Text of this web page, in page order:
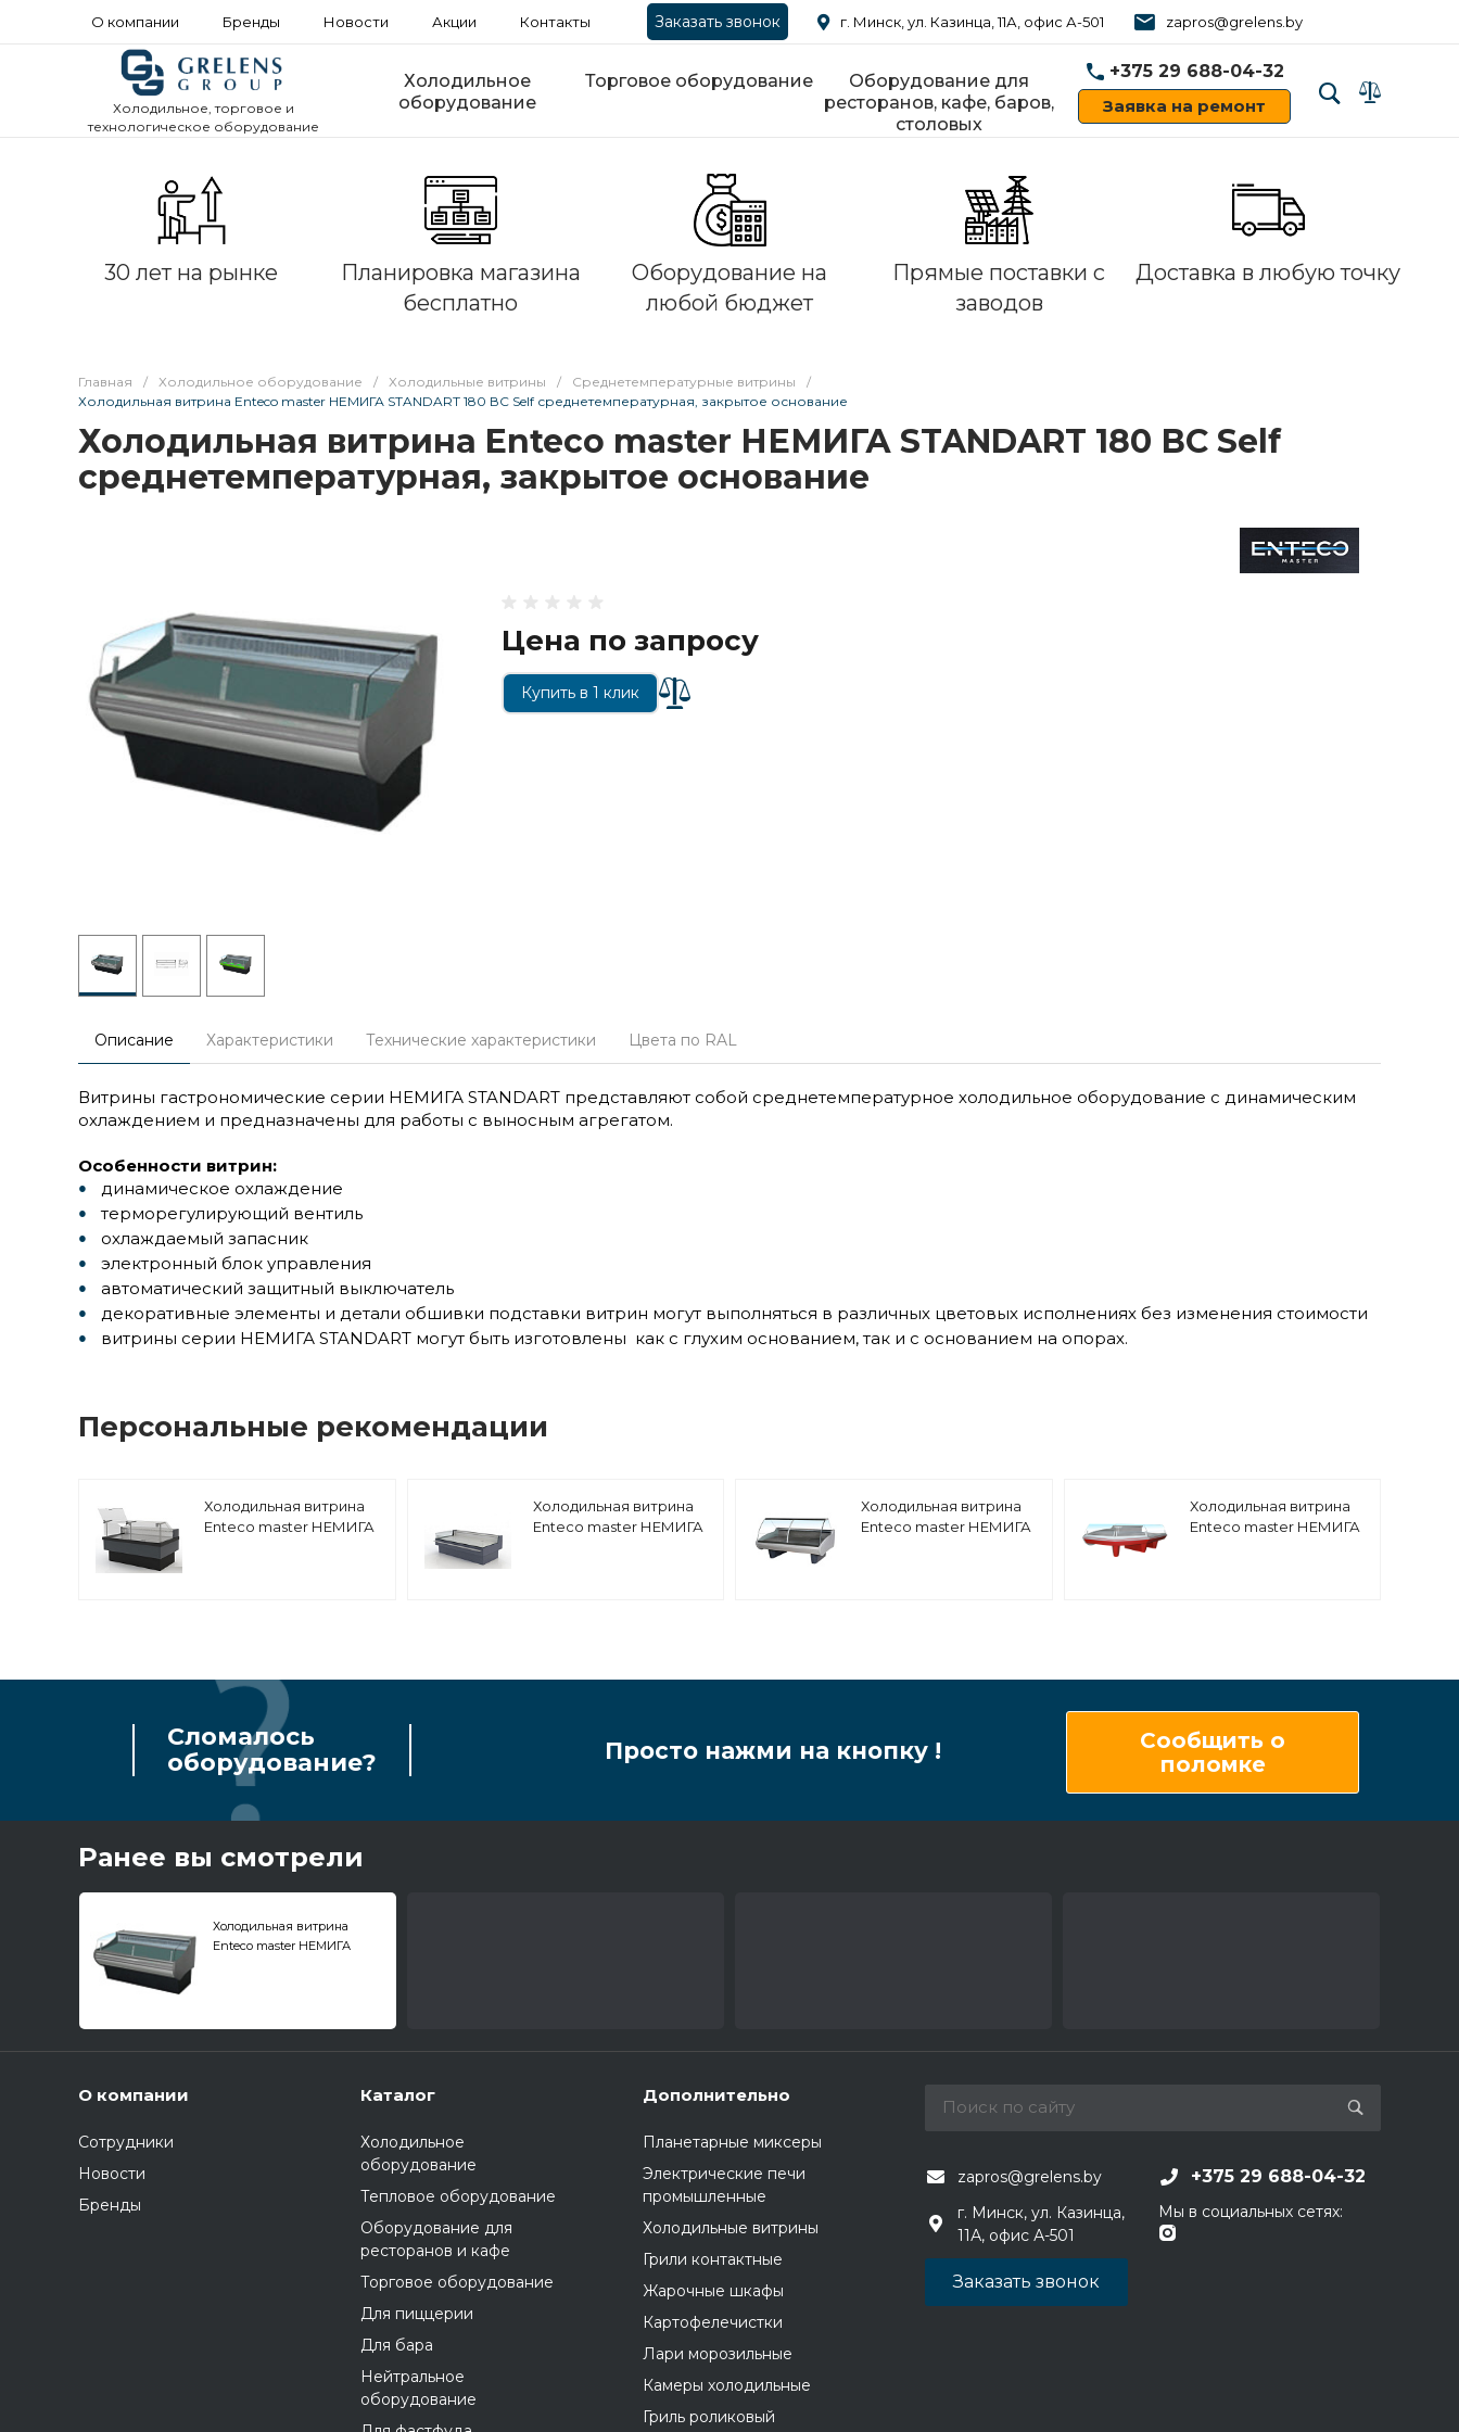
О компании Бренды Новости Акции Контакты Заказать звонок г. Минск, ул. Казинца, 11А, офис А-501 zapros@grelens.by
Холодильное, торговое и
технологическое оборудование
Холодильное
оборудование
Торговое оборудование
Оборудование для
ресторанов, кафе, баров,
столовых
+375 29 688-04-32
Заявка на ремонт
30 лет на рынке
Планировка магазина
бесплатно
Оборудование на
любой бюджет
Прямые поставки с
заводов
Доставка в любую точку
Главная / Холодильное оборудование / Холодильные витрины / Среднетемпературные витрины
/
Холодильная витрина Enteco master НЕМИГА STANDART 180 ВС Self среднетемпературная, закрытое основание
Холодильная витрина Enteco master НЕМИГА STANDART 180 ВС Self
среднетемпературная, закрытое основание
Цена по запросу
Купить в 1 клик
Описание Характеристики Технические характеристики Цвета по RAL
Витрины гастрономические серии НЕМИГА STANDART представляют собой среднетемпературное холодильное оборудование с динамическим
охлаждением и предназначены для работы с выносным агрегатом.
Особенности витрин:
динамическое охлаждение
терморегулирующий вентиль
охлаждаемый запасник
электронный блок управления
автоматический защитный выключатель
декоративные элементы и детали обшивки подставки витрин могут выполняться в различных цветовых исполнениях без изменения стоимости
витрины серии НЕМИГА STANDART могут быть изготовлены как с глухим основанием, так и с основанием на опорах.
Персональные рекомендации
Холодильная витрина
Enteco master НЕМИГА
Холодильная витрина
Enteco master НЕМИГА
Холодильная витрина
Enteco master НЕМИГА
Холодильная витрина
Enteco master НЕМИГА
Сломалось
оборудование?
Просто нажми на кнопку !
Сообщить о
поломке
Ранее вы смотрели
Холодильная витрина
Enteco master НЕМИГА
О компании
Сотрудники
Новости
Бренды
Каталог
Холодильное
оборудование
Тепловое оборудование
Оборудование для
ресторанов и кафе
Торговое оборудование
Для пиццерии
Для бара
Нейтральное
оборудование
Дополнительно
Планетарные миксеры
Электрические печи
промышленные
Холодильные витрины
Грили контактные
Жарочные шкафы
Картофелечистки
Лари морозильные
Камеры холодильные
Гриль роликовый
zapros@grelens.by +375 29 688-04-32
г. Минск, ул. Казинца,
11А, офис А-501
Мы в социальных сетях:
Заказать звонок